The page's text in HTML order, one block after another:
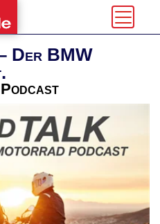
Der BMW